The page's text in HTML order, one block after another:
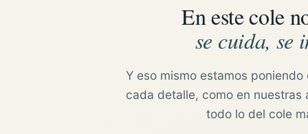
En este cole
se cuida, se
Y eso mismo estamos
cada detalle, como en nuestras
todo lo del cole